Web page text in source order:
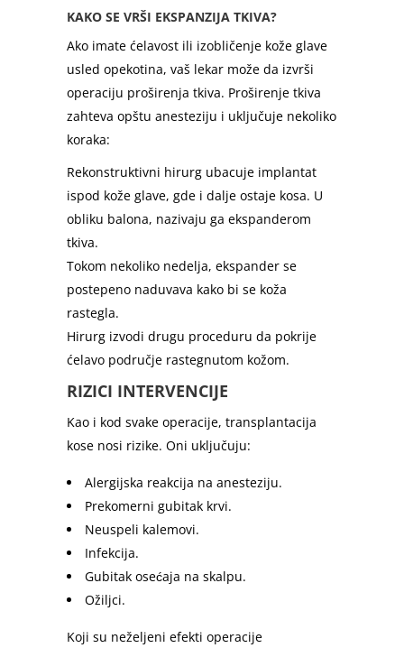
KAKO SE VRŠI EKSPANZIJA TKIVA?
Ako imate ćelavost ili izobličenje kože glave
usled opekotina, vaš lekar može da izvrši
operaciju proširenja tkiva. Proširenje tkiva
zahteva opštu anesteziju i uključuje nekoliko
koraka:
Rekonstruktivni hirurg ubacuje implantat
ispod kože glave, gde i dalje ostaje kosa. U
obliku balona, nazivaju ga ekspanderom
tkiva.
Tokom nekoliko nedelja, ekspander se
postepeno naduvava kako bi se koža
rastegla.
Hirurg izvodi drugu proceduru da pokrije
ćelavo područje rastegnutom kožom.
RIZICI INTERVENCIJE
Kao i kod svake operacije, transplantacija
kose nosi rizike. Oni uključuju:
Alergijska reakcija na anesteziju.
Prekomerni gubitak krvi.
Neuspeli kalemovi.
Infekcija.
Gubitak osećaja na skalpu.
Ožiljci.
Koji su neželjeni efekti operacije